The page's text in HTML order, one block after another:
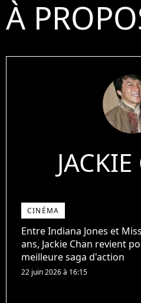
À
CINÉMA
Entre Indiana Jones et
ans, Jackie Chan revient
meilleure saga d'action
22 juin 2026 à 16:15